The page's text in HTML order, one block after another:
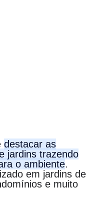
destacar as
jardins trazendo
o ambiente.
em jardins de
e muito